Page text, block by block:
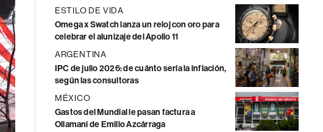
ESTILO DE VIDA
Omega x Swatch lanza un reloj con oro para
celebrar el alunizaje del Apollo 11
ARGENTINA
IPC de julio 2026: de cuánto sería la inflación,
según las consultoras
MÉXICO
Gastos del Mundial le pasan factura a
Ollamani de Emilio Azcárraga